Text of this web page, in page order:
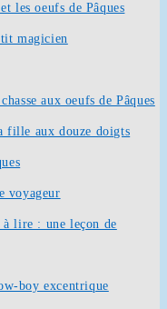
les oeufs de Pâques
magicien
aux oeufs de Pâques
fille aux douze doigts
voyageur
lire : une leçon de
boy excentrique